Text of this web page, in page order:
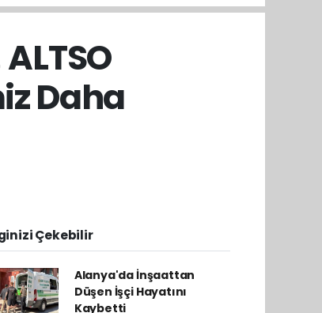
Daha
Çekebilir
Alanya'da İnşaattan
Düşen İşçi Hayatını
Kaybetti